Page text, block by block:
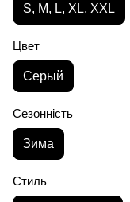
S, M, L, XL, XXL
Цвет
Серый
Сезонність
Зима
Стиль